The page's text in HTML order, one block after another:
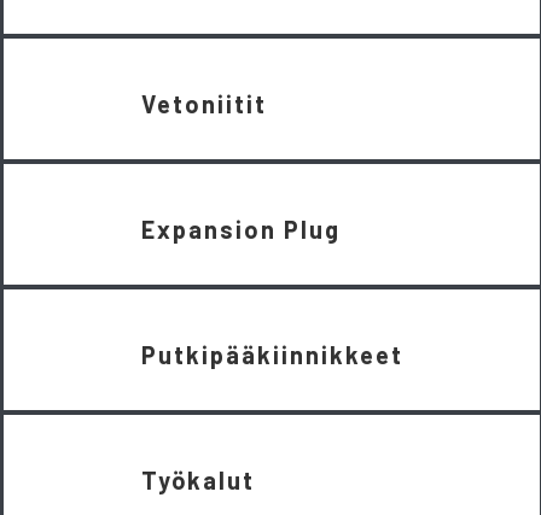
Vetoniitit
Expansion Plug
Putkipääkiinnikkeet
Työkalut